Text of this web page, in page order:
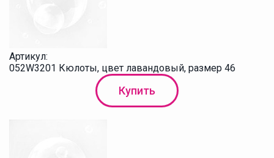
Артикул:
052W3201 Кюлоты, цвет лавандовый, размер 46
Купить